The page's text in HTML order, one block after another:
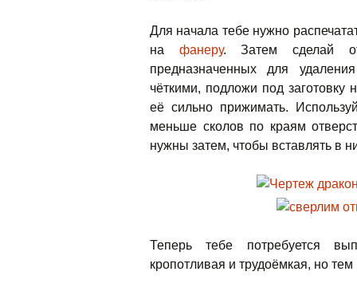
Для начала тебе нужно
на фанеру. Затем сделай
предназначенных для
чёткими, подложи под заготовку
её сильно прижимать.
меньше сколов по краям
нужны затем, чтобы вставлять в
Теперь тебе потребуется
кропотливая и трудоёмкая, но тем